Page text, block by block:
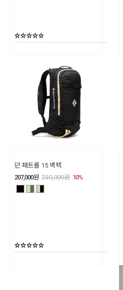
던 패트롤 15 백팩
207,000원 230,000원 10%